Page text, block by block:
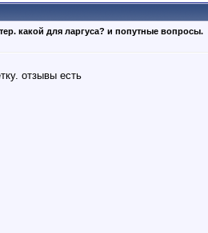
какой для ларгуса? и попутные вопросы.
отзывы есть